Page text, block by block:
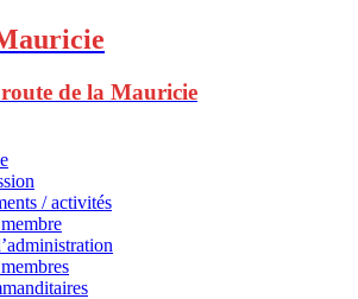
de la Mauricie
/ activités